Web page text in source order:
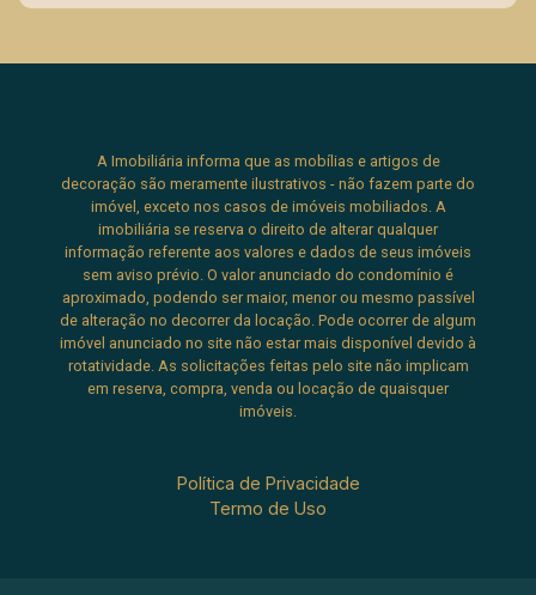
A Imobiliária informa que as mobílias e artigos de
decoração são meramente ilustrativos - não fazem parte do
imóvel, exceto nos casos de imóveis mobiliados. A
imobiliária se reserva o direito de alterar qualquer
informação referente aos valores e dados de seus imóveis
sem aviso prévio. O valor anunciado do condomínio é
aproximado, podendo ser maior, menor ou mesmo passível
de alteração no decorrer da locação. Pode ocorrer de algum
imóvel anunciado no site não estar mais disponível devido à
rotatividade. As solicitações feitas pelo site não implicam
em reserva, compra, venda ou locação de quaisquer
imóveis.
Política de Privacidade
Termo de Uso